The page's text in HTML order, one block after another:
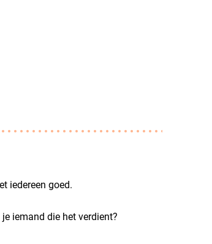
iedereen goed.
iemand die het verdient?